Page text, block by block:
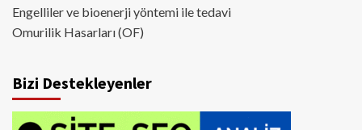
Engelliler ve bioenerji yöntemi ile tedavi
Omurilik Hasarları (OF)
Bizi Destekleyenler